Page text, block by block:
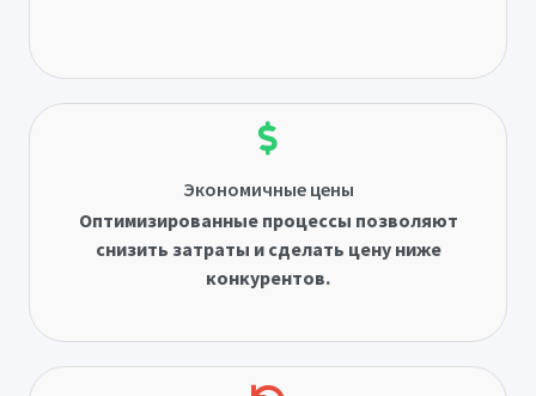
Экономичные цены
Оптимизированные процессы позволяют
снизить затраты и сделать цену ниже
конкурентов.